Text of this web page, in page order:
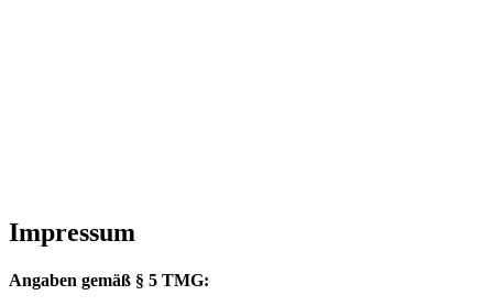
Impressum
Angaben gemäß § 5 TMG: